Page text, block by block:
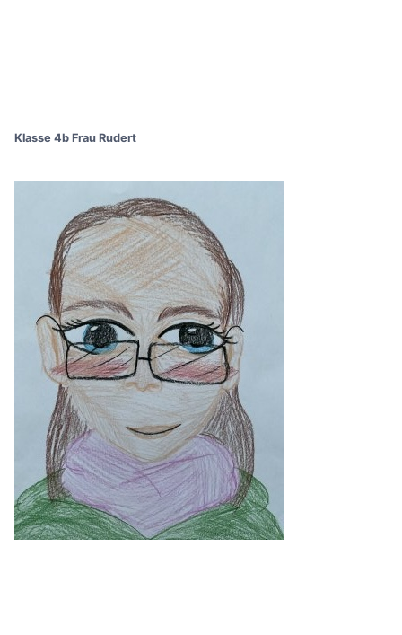
Klasse 4b Frau Rudert